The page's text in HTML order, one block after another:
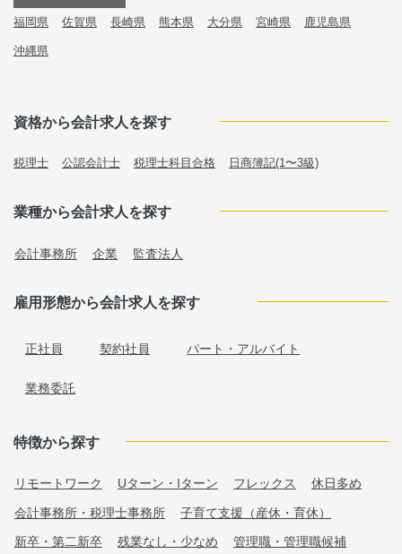
福岡県 佐賀県 長崎県 熊本県 大分県 宮崎県 鹿児島県
沖縄県
資格から会計求人を探す
税理士 公認会計士 税理士科目合格 日商簿記(1〜3級)
業種から会計求人を探す
会計事務所 企業 監査法人
雇用形態から会計求人を探す
正社員 契約社員 パート・アルバイト
業務委託
特徴から探す
リモートワーク Uターン・Iターン フレックス 休日多め
会計事務所・税理士事務所 子育て支援（産休・育休）
新卒・第二新卒 残業なし・少なめ 管理職・管理職候補